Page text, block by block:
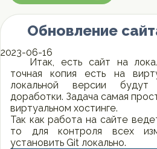
Обновление
2023-06-16
Итак, есть сайт на
точная копия есть на
локальной версии будут
доработки. Задача самая
виртуальном хостинге.
Так как работа на сайте
то для контроля всех
установить Git локально.